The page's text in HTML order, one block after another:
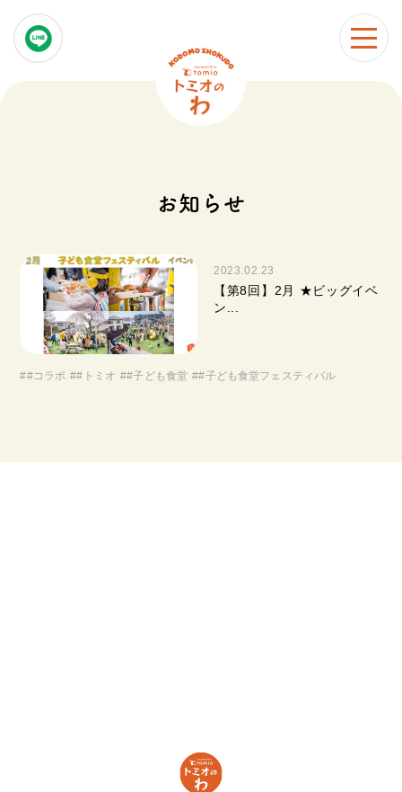
お知らせ
2023.02.23
【第8回】2月 ★ビッグイベ
ン...
##コラボ ##トミオ ##子ども食堂 ##子ども食堂フェスティバル